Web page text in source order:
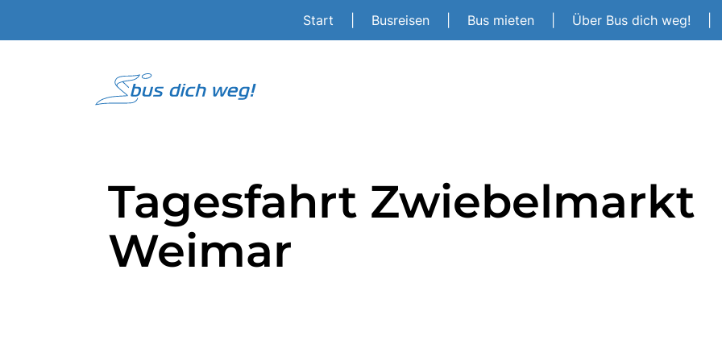
Start Busreisen Bus mieten Über Bus dich weg!
Tagesfahrt Zwiebelmarkt
Weimar